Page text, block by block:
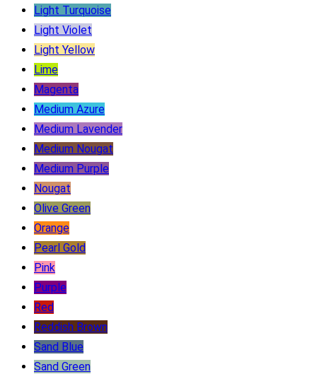
Light Turquoise
Light Violet
Light Yellow
Lime
Magenta
Medium Azure
Medium Lavender
Medium Nougat
Medium Purple
Nougat
Olive Green
Orange
Pearl Gold
Pink
Purple
Red
Reddish Brown
Sand Blue
Sand Green